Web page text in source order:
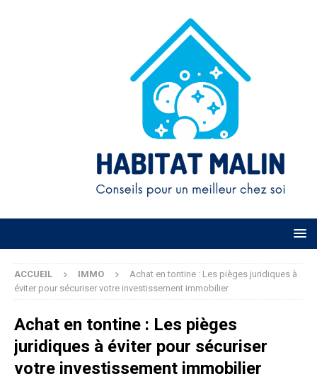
ACCUEIL IMMO
Achat en tontine : Les pièges juridiques à
éviter pour sécuriser votre investissement immobilier
Achat en tontine : Les pièges
juridiques à éviter pour sécuriser
votre investissement immobilier